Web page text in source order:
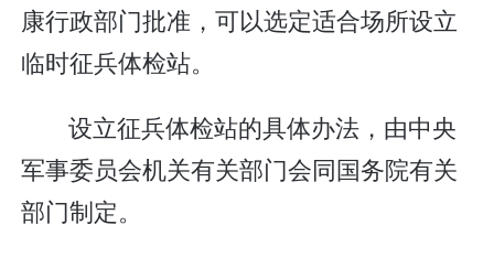
康行政部门批准，可以选定适合场所设立
临时征兵体检站。
设立征兵体检站的具体办法，由中央
军事委员会机关有关部门会同国务院有关
部门制定。